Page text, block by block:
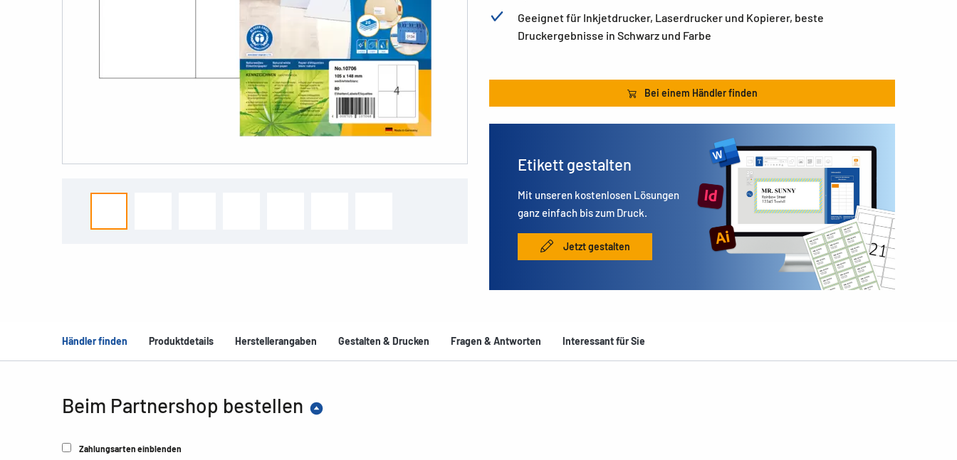
Geeignet für Inkjetdrucker, Laserdrucker und Kopierer, beste
Druckergebnisse in Schwarz und Farbe
Bei einem Händler finden
Etikett gestalten
Mit unseren kostenlosen Lösungen
ganz einfach bis zum Druck.
Jetzt gestalten
Händler finden Produktdetails Herstellerangaben Gestalten & Drucken Fragen & Antworten Interessant für Sie
Beim Partnershop bestellen
Zahlungsarten einblenden